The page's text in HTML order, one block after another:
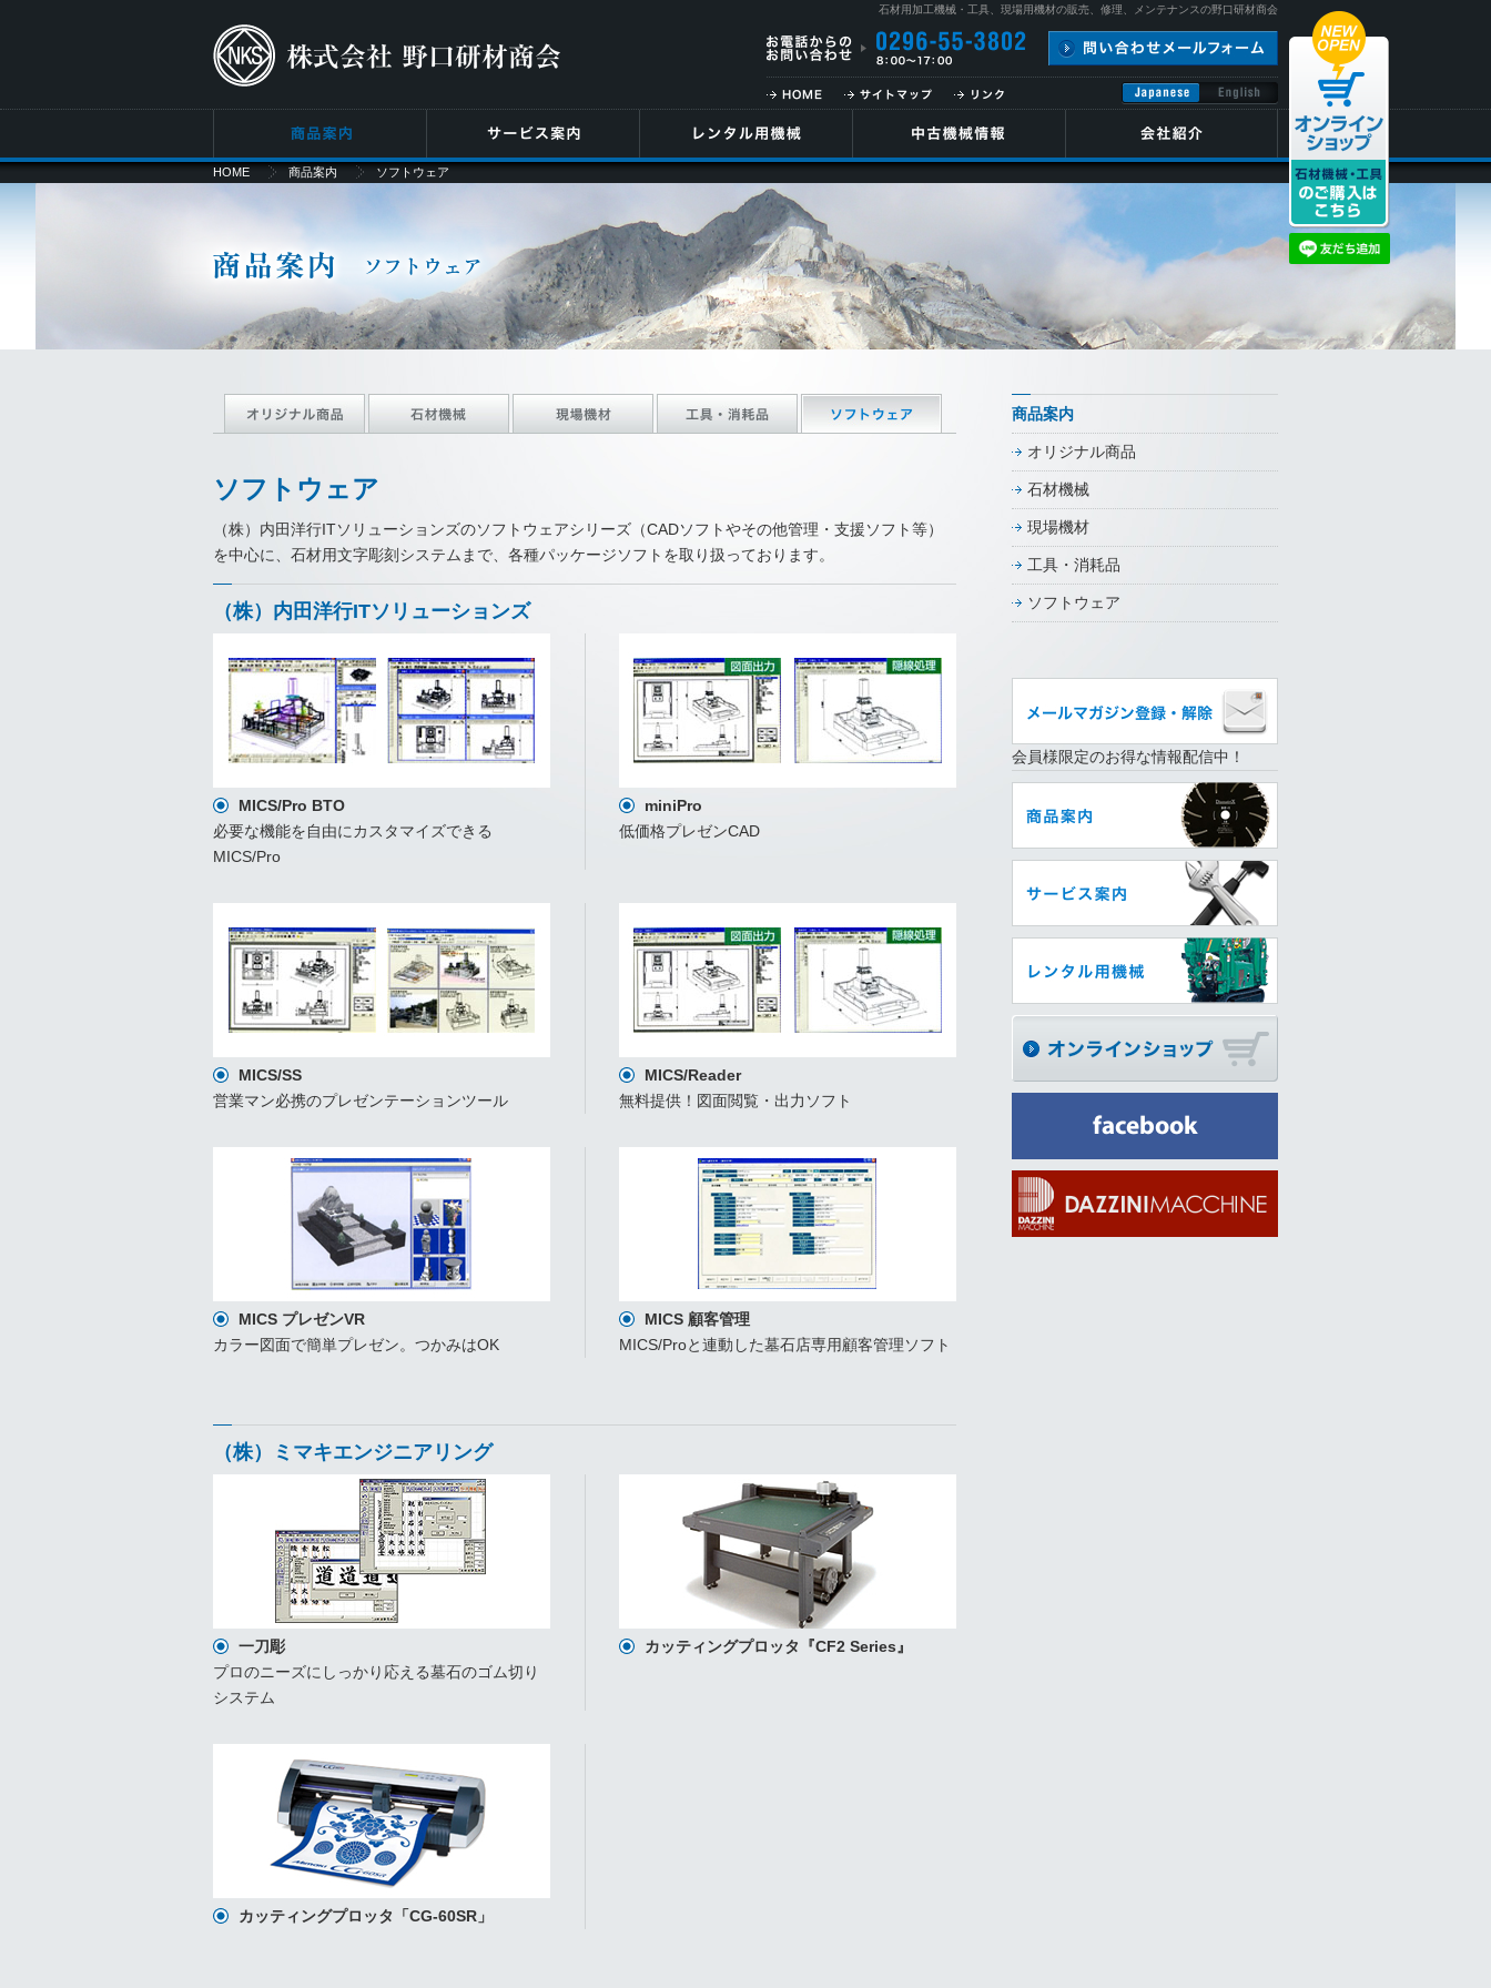
石材用加工機械・工具、現場用機材の販売、修理、メンテナンスの野口研材商会
HOME 商品案内 ソフトウェア
ソフトウェア
（株）内田洋行ITソリューションズのソフトウェアシリーズ（CADソフトやその他管理・支援ソフト等）
を中心に、石材用文字彫刻システムまで、各種パッケージソフトを取り扱っております。
（株）内田洋行ITソリューションズ
MICS/Pro BTO
必要な機能を自由にカスタマイズできる
MICS/Pro
miniPro
低価格プレゼンCAD
MICS/SS
営業マン必携のプレゼンテーションツール
MICS/Reader
無料提供！図面閲覧・出力ソフト
MICS プレゼンVR
カラー図面で簡単プレゼン。つかみはOK
MICS 顧客管理
MICS/Proと連動した墓石店専用顧客管理ソフト
（株）ミマキエンジニアリング
一刀彫
プロのニーズにしっかり応える墓石のゴム切り
システム
カッティングプロッタ『CF2 Series』
カッティングプロッタ「CG-60SR」
商品案内
オリジナル商品
石材機械
現場機材
工具・消耗品
ソフトウェア
会員様限定のお得な情報配信中！